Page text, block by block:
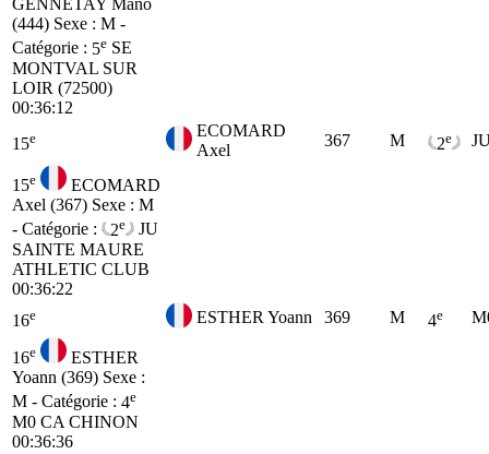
GENNETAY Mano
(444) Sexe : M -
Catégorie : 5e SE
MONTVAL SUR
LOIR (72500)
00:36:12
15e
ECOMARD
Axel
367 M 2e
15e
ECOMARD
Axel (367) Sexe : M
- Catégorie :
2e
JU
SAINTE MAURE
ATHLETIC CLUB
00:36:22
16e ESTHER Yoann 369 M 4e
16e
ESTHER
Yoann (369) Sexe :
M - Catégorie : 4e
M0 CA CHINON
00:36:36